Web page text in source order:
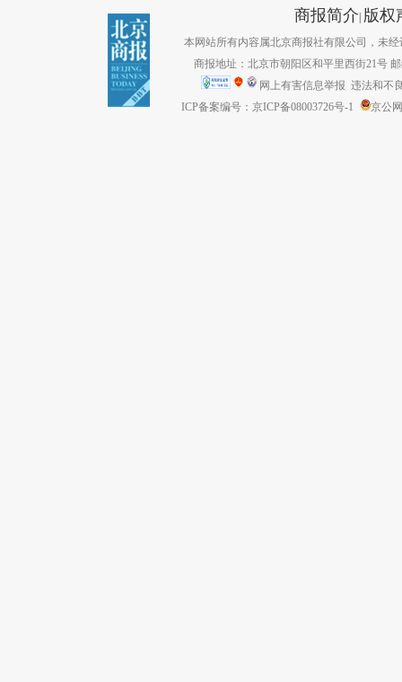
商报简介| 版权
本网站所有内容属北京商报社有限公司，未经
商报地址：北京市朝阳区和平里西街21号
网上有害信息举报 违法和不
ICP备案编号：京ICP备08003726号-1
京公